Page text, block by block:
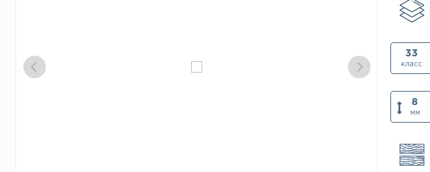
33
класс
8
мм